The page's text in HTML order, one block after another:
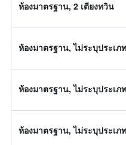
ห้องมาตรฐาน, 2 เตียงทวิน
ห้องมาตรฐาน, ไม่ระบุประเภ
ห้องมาตรฐาน, ไม่ระบุประเภ
ห้องมาตรฐาน, ไม่ระบุประเภ